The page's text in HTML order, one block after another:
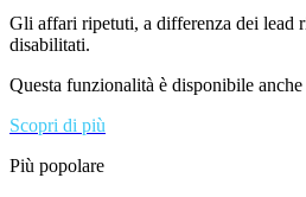
Gli affari ripetuti, a differenza dei lead
disabilitati.
Questa funzionalità è disponibile
Scopri di più
Più popolare